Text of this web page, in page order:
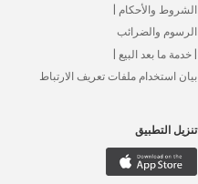
الشروط والأحكام |
الرسوم والضرائب
| خدمة ما بعد البيع |
بيان استخدام ملفات تعريف الارتباط
تنزيل التطبيق